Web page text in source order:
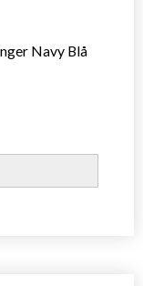
Navy Blå